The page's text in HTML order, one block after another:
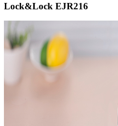
Lock&Lock EJR216